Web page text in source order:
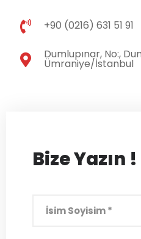
+90 (0216) 631 51 91
Dumlupınar, No:,
Ümraniye/İstanbul
Bize Yazın !